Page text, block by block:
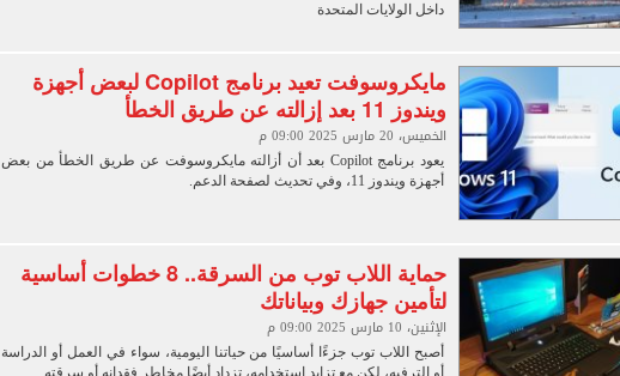
داخل الولايات المتحدة
مايكروسوفت تعيد برنامج Copilot لبعض أجهزة
ويندوز 11 بعد إزالته عن طريق الخطأ
الخميس، 20 مارس 2025 09:00 م
يعود برنامج Copilot بعد أن أزالته مايكروسوفت عن طريق الخطأ من بعض
أجهزة ويندوز 11، وفي تحديث لصفحة الدعم.
حماية اللاب توب من السرقة.. 8 خطوات أساسية
لتأمين جهازك وبياناتك
الإثنين، 10 مارس 2025 09:00 م
أصبح اللاب توب جزءًا أساسيًا من حياتنا اليومية، سواء في العمل أو الدراسة
أو الترفيه، لكن مع تزايد استخدامه، تزداد أيضًا مخاطر فقدانه أو سرقته